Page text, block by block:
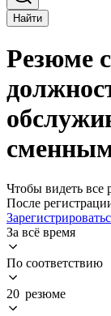
Найти
Резюме
Чтобы видеть все
После
За всё время
По соответствию
20 резюме